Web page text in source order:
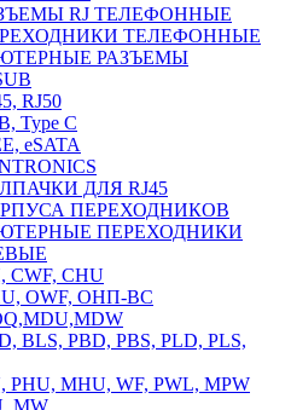
RJ ТЕЛЕФОННЫЕ
ТЕЛЕФОННЫЕ
РАЗЪЕМЫ
RJ50
Type C
eSATA
ДЛЯ RJ45
ПЕРЕХОДНИКОВ
ПЕРЕХОДНИКИ
CWF, CHU
OWF, ОНП-ВС
BLS, PBD, PBS, PLD, PLS,
PHU, MHU, WF, PWL, MPW
MW